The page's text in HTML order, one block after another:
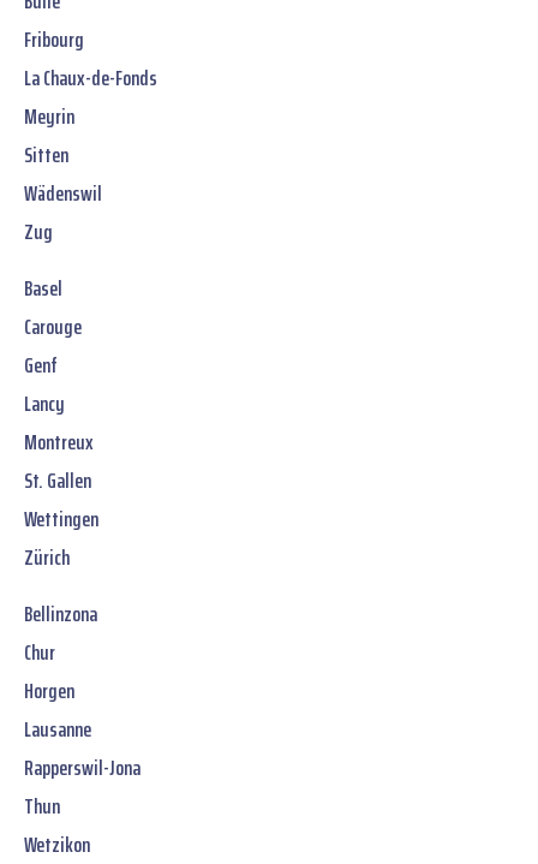
Fribourg
La Chaux-de-Fonds
Meyrin
Sitten
Wädenswil
Zug
Basel
Carouge
Genf
Lancy
Montreux
St. Gallen
Wettingen
Zürich
Bellinzona
Chur
Horgen
Lausanne
Rapperswil-Jona
Thun
Wetzikon